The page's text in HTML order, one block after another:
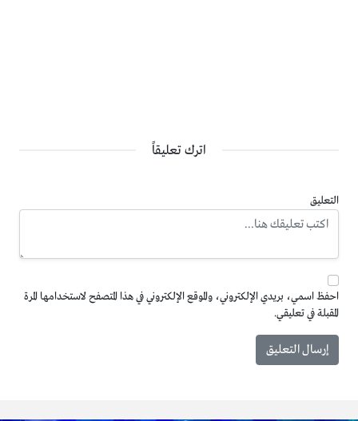
اترك تعليقاً
التعليق
احفظ اسمي، بريدي الإلكتروني، والموقع الإلكتروني في هذا المتصفح لاستخدامها المرة
المقبلة في تعليقي.